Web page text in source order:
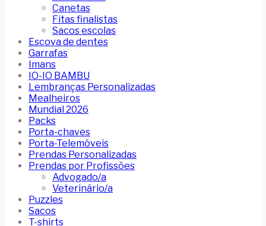
Canetas
Fitas finalistas
Sacos escolas
Escova de dentes
Garrafas
Imans
IO-IO BAMBU
Lembranças Personalizadas
Mealheiros
Mundial 2026
Packs
Porta-chaves
Porta-Telemóveis
Prendas Personalizadas
Prendas por Profissões
Advogado/a
Veterinário/a
Puzzles
Sacos
T-shirts